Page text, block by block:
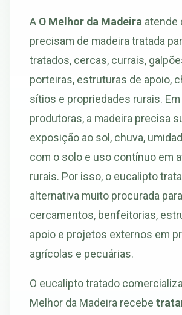
A O Melhor da Madeira atende
precisam de madeira tratada
tratados, cercas, currais,
porteiras, estruturas de apoio,
sítios e propriedades rurais.
produtoras, a madeira precisa
exposição ao sol, chuva,
com o solo e uso contínuo em
rurais. Por isso, o eucalipto
alternativa muito procurada para
cercamentos, benfeitorias,
apoio e projetos externos em
agrícolas e pecuárias.
O eucalipto tratado
Melhor da Madeira recebe